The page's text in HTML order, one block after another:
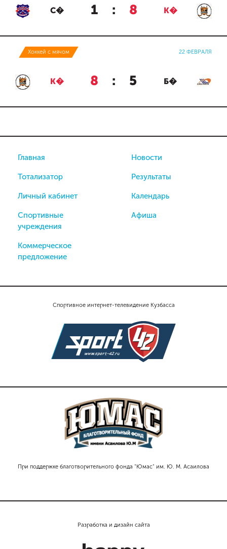
С� 1 : 8 К�
Хоккей с мячом 22 ФЕВРАЛЯ
К� 8 : 5 Б�
Спортивное интернет-телевидение Кузбасса
При поддержке благотворительного фонда "Юмас" им. Ю. М. Асаилова
Главная
Тотализатор
Личный кабинет
Спортивные
учреждения
Коммерческое
предложение
Новости
Результаты
Календарь
Афиша
Разработка и дизайн сайта